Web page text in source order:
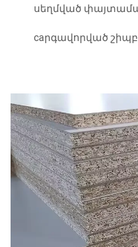
սեղմված
caրգավորված